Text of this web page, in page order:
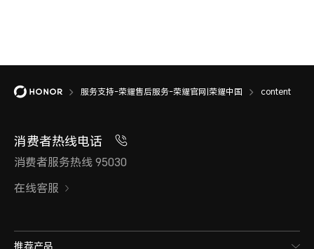
服务支持-荣耀售后服务-荣耀官网|荣耀中国 content
消费者热线电话
消费者服务热线 95030
在线客服
推荐产品